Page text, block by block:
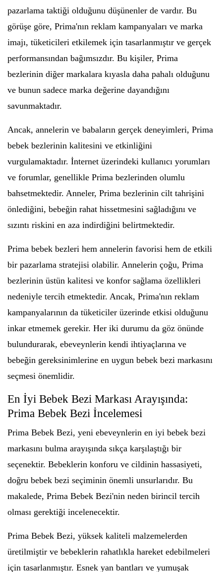
pazarlama taktiği olduğunu düşünenler de vardır. Bu
görüşe göre, Prima'nın reklam kampanyaları ve marka
imajı, tüketicileri etkilemek için tasarlanmıştır ve gerçek
performansından bağımsızdır. Bu kişiler, Prima
bezlerinin diğer markalara kıyasla daha pahalı olduğunu
ve bunun sadece marka değerine dayandığını
savunmaktadır.
Ancak, annelerin ve babaların gerçek deneyimleri, Prima
bebek bezlerinin kalitesini ve etkinliğini
vurgulamaktadır. İnternet üzerindeki kullanıcı yorumları
ve forumlar, genellikle Prima bezlerinden olumlu
bahsetmektedir. Anneler, Prima bezlerinin cilt tahrişini
önlediğini, bebeğin rahat hissetmesini sağladığını ve
sızıntı riskini en aza indirdiğini belirtmektedir.
Prima bebek bezleri hem annelerin favorisi hem de etkili
bir pazarlama stratejisi olabilir. Annelerin çoğu, Prima
bezlerinin üstün kalitesi ve konfor sağlama özellikleri
nedeniyle tercih etmektedir. Ancak, Prima'nın reklam
kampanyalarının da tüketiciler üzerinde etkisi olduğunu
inkar etmemek gerekir. Her iki durumu da göz önünde
bulundurarak, ebeveynlerin kendi ihtiyaçlarına ve
bebeğin gereksinimlerine en uygun bebek bezi markasını
seçmesi önemlidir.
En İyi Bebek Bezi Markası Arayışında:
Prima Bebek Bezi İncelemesi
Prima Bebek Bezi, yeni ebeveynlerin en iyi bebek bezi
markasını bulma arayışında sıkça karşılaştığı bir
seçenektir. Bebeklerin konforu ve cildinin hassasiyeti,
doğru bebek bezi seçiminin önemli unsurlarıdır. Bu
makalede, Prima Bebek Bezi'nin neden birincil tercih
olması gerektiği incelenecektir.
Prima Bebek Bezi, yüksek kaliteli malzemelerden
üretilmiştir ve bebeklerin rahatlıkla hareket edebilmeleri
için tasarlanmıştır. Esnek yan bantları ve yumuşak